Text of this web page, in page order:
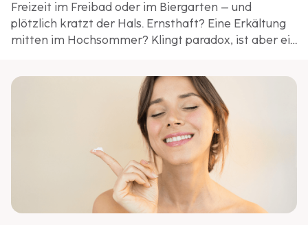
Freizeit im Freibad oder im Biergarten – und
plötzlich kratzt der Hals. Ernsthaft? Eine Erkältung
mitten im Hochsommer? Klingt paradox, ist aber ein